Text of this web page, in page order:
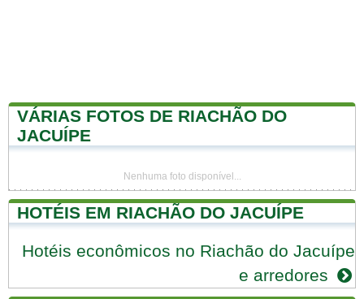
VÁRIAS FOTOS DE RIACHÃO DO
JACUÍPE
Nenhuma foto disponível...
HOTÉIS EM RIACHÃO DO JACUÍPE
Hotéis econômicos no Riachão do Jacuípe
e arredores